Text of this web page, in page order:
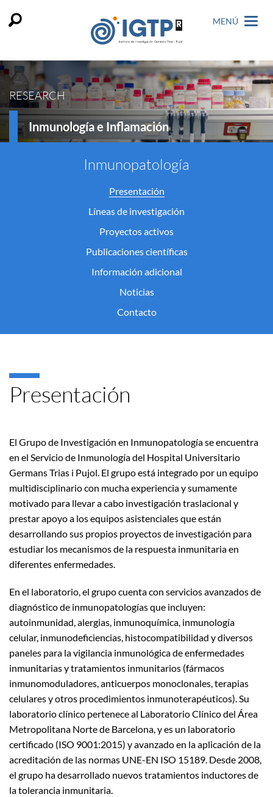
MENÚ
RESEARCH
Inmunología e Inflamación
Inmunopatología
Presentación
Líneas de investigación
Proyectos activos
Publicaciones científicas
Información adicional
Noticias
Contacto
Presentación
El Grupo de Investigación en Inmunopatología se encuentra
en el Servicio de Inmunología del Hospital Universitario
Germans Trias i Pujol. El grupo está integrado por un equipo
multidisciplinario con mucha experiencia y sumamente
motivado para llevar a cabo investigación traslacional y
prestar apoyo a los equipos asistenciales que están
desarrollando sus propios proyectos de investigación para
estudiar los mecanismos de la respuesta inmunitaria en
diferentes enfermedades.
En el laboratorio, el grupo cuenta con servicios avanzados de
diagnóstico de inmunopatologías que incluyen:
autoinmunidad, alergias, inmunoquímica, inmunología
celular, inmunodeficiencias, histocompatibilidad y diversos
paneles para la vigilancia inmunológica de enfermedades
inmunitarias y tratamientos inmunitarios (fármacos
inmunomoduladores, anticuerpos monoclonales, terapias
celulares y otros procedimientos inmunoterapéuticos). Su
laboratorio clínico pertenece al Laboratorio Clínico del Área
Metropolitana Norte de Barcelona, y es un laboratorio
certificado (ISO 9001:2015) y avanzado en la aplicación de la
acreditación de las normas UNE-EN ISO 15189. Desde 2008,
el grupo ha desarrollado nuevos tratamientos inductores de
la tolerancia inmunitaria.